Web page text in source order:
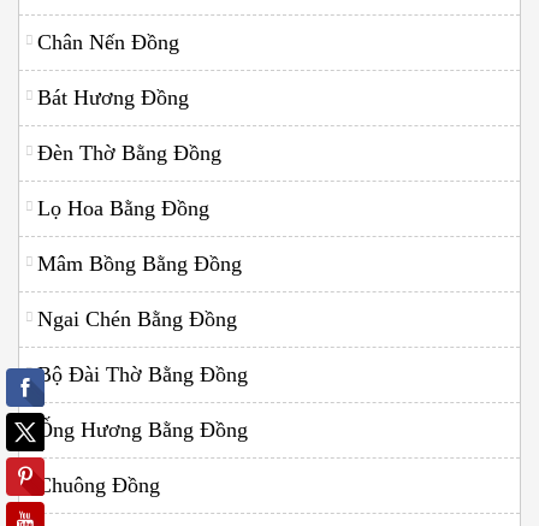
Chân Nến Đồng
Bát Hương Đồng
Đèn Thờ Bằng Đồng
Lọ Hoa Bằng Đồng
Mâm Bồng Bằng Đồng
Ngai Chén Bằng Đồng
Bộ Đài Thờ Bằng Đồng
Ống Hương Bằng Đồng
Chuông Đồng